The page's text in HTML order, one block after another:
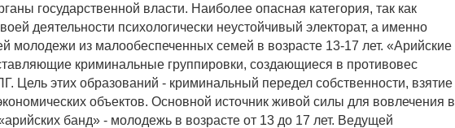
государственной власти. Наиболее опасная категория, так как
деятельности психологически неустойчивый электорат, а именно
молодежи из малообеспеченных семей в возрасте 13-17 лет. «Арийские
криминальные группировки, создающиеся в противовес
Цель этих образований - криминальный передел собственности, взятие
объектов. Основной источник живой силы для вовлечения в
банд» - молодежь в возрасте от 13 до 17 лет. Ведущей